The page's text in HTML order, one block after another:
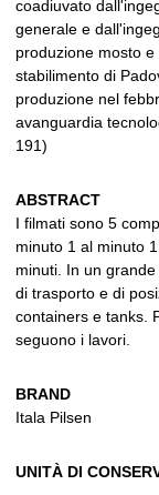
coadiuvato
generale e
produzione mosto
stabilimento di
produzione nel
avanguardia
191)
ABSTRACT
I filmati sono 5
minuto 1 al minuto
minuti. In un
di trasporto e di
containers e tanks.
seguono i lavori.
BRAND
Itala Pilsen
UNITÀ DI